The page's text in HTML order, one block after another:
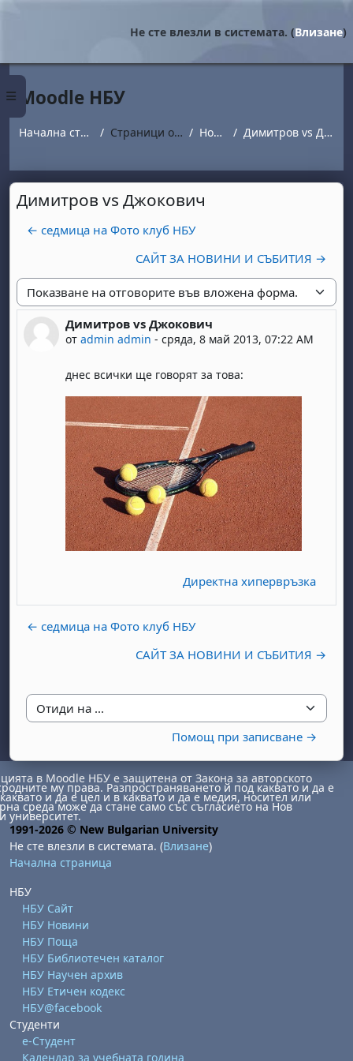
Страничен панел
Не сте влезли в системата. (Влизане)
Moodle НБУ
Начална страница Страници от сайта Новини Димитров vs Джокович
Димитров vs Джокович
← седмица на Фото клуб НБУ
САЙТ ЗА НОВИНИ И СЪБИТИЯ →
Начин на показване
Димитров vs Джокович
от admin admin - сряда, 8 май 2013, 07:22 AM
Number of replies: 0
днес всички ще говорят за това:
Директна хипервръзка
← седмица на Фото клуб НБУ
САЙТ ЗА НОВИНИ И СЪБИТИЯ →
Отиди на ...
Помощ при записване →
1 август
неделя, 2 август
6 август
август8 август
неделя, 9 август
август
август
15 август
неделя, 16 август
август
август
22 август
неделя, 23 август
август
август
29 август
неделя, 30 август
в Moodle НБУ е защитена от Закона за авторското
му права. Разпространяването й под каквато и да е
и да е цел и в каквато и да е медия, носител или
среда може да стане само със съгласието на Нов
университет.
1991-2026 © New Bulgarian University
Не сте влезли в системата. (Влизане)
Начална страница
НБУ
НБУ Сайт
НБУ Новини
НБУ Поща
НБУ Библиотечен каталог
НБУ Научен архив
НБУ Етичен кодекс
НБУ@facebook
Студенти
е-Студент
Календар за учебната година